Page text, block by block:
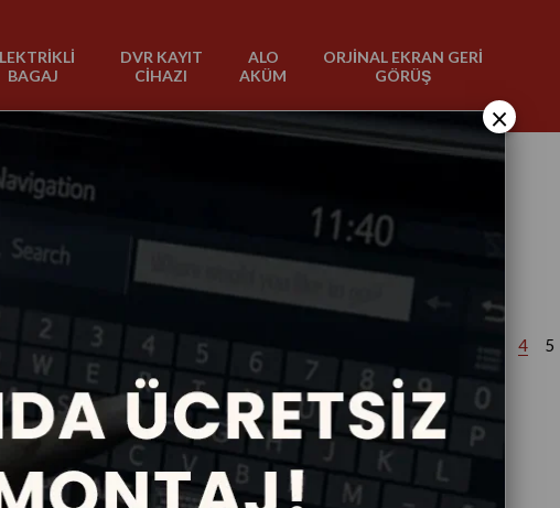
BAGAJ
DVR KAYIT
CİHAZI
ALO
AKÜM
ORJİNAL EKRAN GERİ
GÖRÜŞ
×